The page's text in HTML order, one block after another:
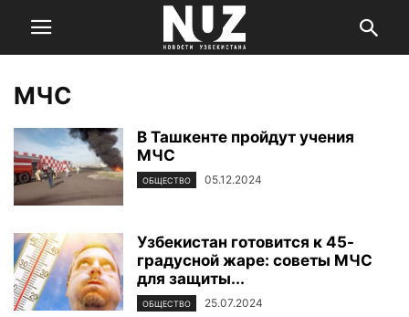
МЧС
В Ташкенте пройдут учения
МЧС
ОБЩЕСТВО 05.12.2024
Узбекистан готовится к 45-
градусной жаре: советы МЧС
для защиты...
ОБЩЕСТВО 25.07.2024